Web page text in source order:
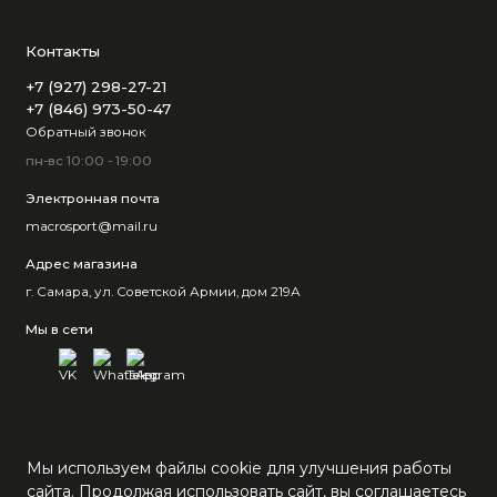
Контакты
+7 (927) 298-27-21
+7 (846) 973-50-47
Обратный звонок
пн-вс 10:00 - 19:00
Электронная почта
macrosport@mail.ru
Адрес магазина
г. Самара, ул. Советской Армии, дом 219А
Мы в сети
Мы используем файлы cookie для улучшения работы
сайта. Продолжая использовать сайт, вы соглашаетесь